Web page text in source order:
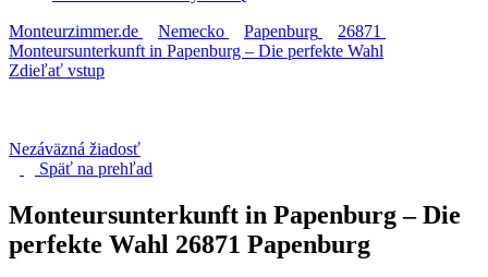
Monteurzimmer.de
Nemecko Papenburg
26871
Monteursunterkunft in Papenburg – Die perfekte Wahl
Zdieľať vstup
Nezáväzná žiadosť
Späť na prehľad
Monteursunterkunft in Papenburg – Die
perfekte Wahl 26871 Papenburg